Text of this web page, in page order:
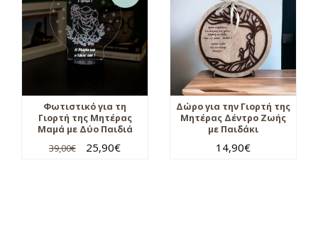
Φωτιστικό για τη
Γιορτή της Μητέρας
Μαμά με Δύο Παιδιά
39,00€ 25,90€
Δώρο για την Γιορτή της
Μητέρας Δέντρο Ζωής
με Παιδάκι
14,90€